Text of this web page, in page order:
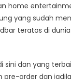
home
yang sudah
teratas di dunia
sini dan yang
pre-order dan